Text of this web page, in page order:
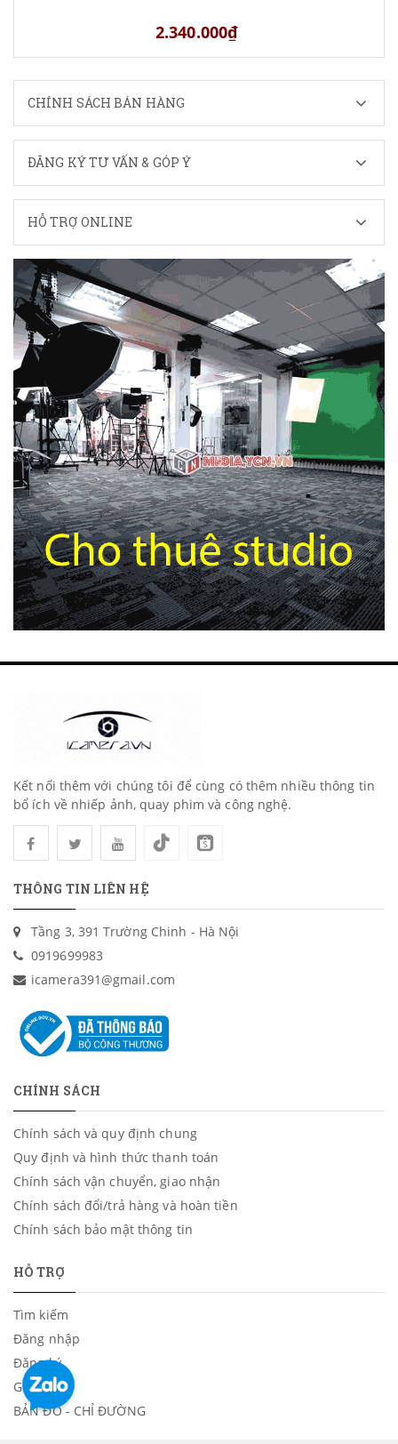
2.340.000₫
CHÍNH SÁCH BÁN HÀNG
ĐĂNG KÝ TƯ VẤN & GÓP Ý
HỖ TRỢ ONLINE
Kết nối thêm với chúng tôi để cùng có thêm nhiều thông tin
bổ ích về nhiếp ảnh, quay phim và công nghệ.
THÔNG TIN LIÊN HỆ
Tầng 3, 391 Trường Chinh - Hà Nội
0919699983
icamera391@gmail.com
CHÍNH SÁCH
Chính sách và quy định chung
Quy định và hình thức thanh toán
Chính sách vận chuyển, giao nhận
Chính sách đổi/trả hàng và hoàn tiền
Chính sách bảo mật thông tin
HỖ TRỢ
Tìm kiếm
Đăng nhập
Đăng ký
Giỏ hàng
BẢN ĐỒ - CHỈ ĐƯỜNG